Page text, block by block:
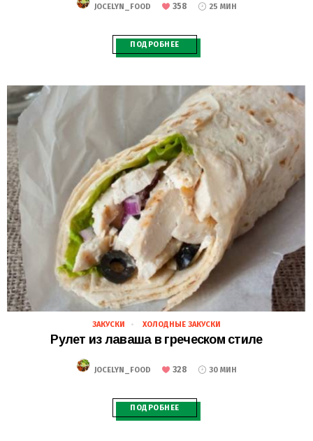
JOCELYN_FOOD 358 25 МИН
ПОДРОБНЕЕ
28.02.2021
ЗАКУСКИ ХОЛОДНЫЕ ЗАКУСКИ
Рулет из лаваша в греческом стиле
JOCELYN_FOOD 328 30 МИН
ПОДРОБНЕЕ